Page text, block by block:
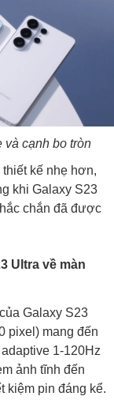
và cạnh bo tròn
kế nhẹ hơn,
khi Galaxy S23
chắn đã được
Ultra về màn
Galaxy S23
pixel) mang đến
1-120Hz
ảnh tĩnh đến
kiệm pin đáng kể.